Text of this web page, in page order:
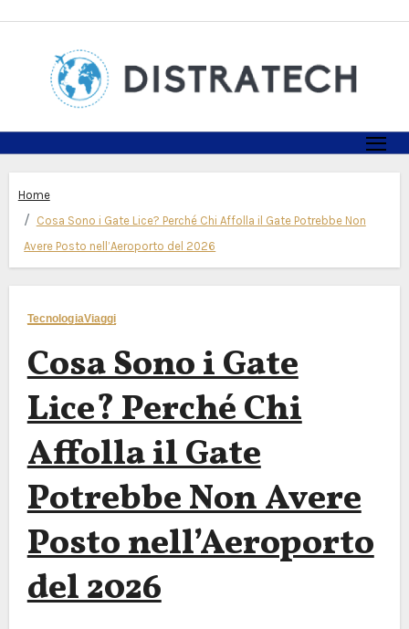
Home
Cosa Sono i Gate Lice? Perché Chi Affolla il Gate Potrebbe Non
Avere Posto nell’Aeroporto del 2026
TecnologiaViaggi
Cosa Sono i Gate
Lice? Perché Chi
Affolla il Gate
Potrebbe Non Avere
Posto nell’Aeroporto
del 2026